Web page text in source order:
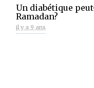
Un diabétique
Ramadan?
il y a 9 ans